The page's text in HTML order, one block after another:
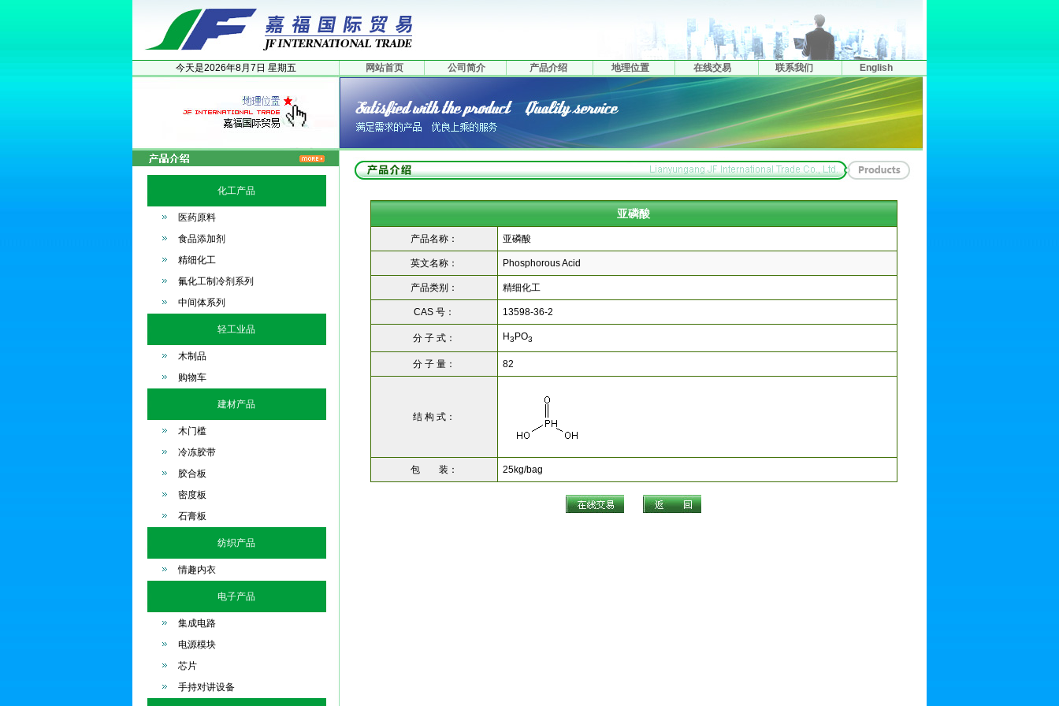
今天是2026年8月 7日 星期五 网站首页 公司简介 产品介绍 地理位置 在线交易 联系我们 English
化工产品
医药原料
食品添加剂
精细化工
氟化工制冷剂系列
中间体系列
轻工业品
木制品
购物车
建材产品
木门槛
冷冻胶带
胶合板
密度板
石膏板
纺织产品
情趣内衣
电子产品
集成电路
电源模块
芯片
手持对讲设备
亚磷酸
产品名称： 亚磷酸
英文名称： Phosphorous Acid
产品类别： 精细化工
CAS 号： 13598-36-2
分 子 式： H3 PO3
分 子 量： 82
结 构 式：
包 装： 25kg/bag